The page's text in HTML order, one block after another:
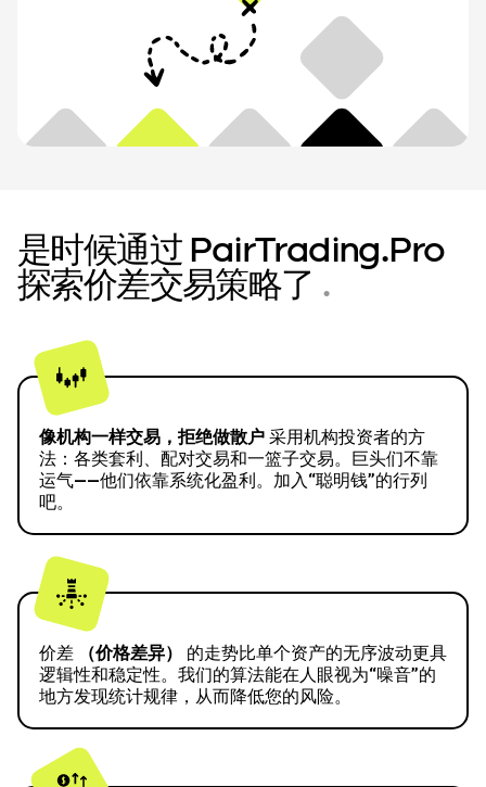
是时候通过 PairTrading.Pro
探索价差交易策略了 .
像机构一样交易，拒绝做散户 采用机构投资者的方
法：各类套利、配对交易和一篮子交易。巨头们不靠
运气——他们依靠系统化盈利。加入“聪明钱”的行列
吧。
价差 （价格差异）
的走势比单个资产的无序波动更具
逻辑性和稳定性。我们的算法能在人眼视为“噪音”的
地方发现统计规律，从而降低您的风险。